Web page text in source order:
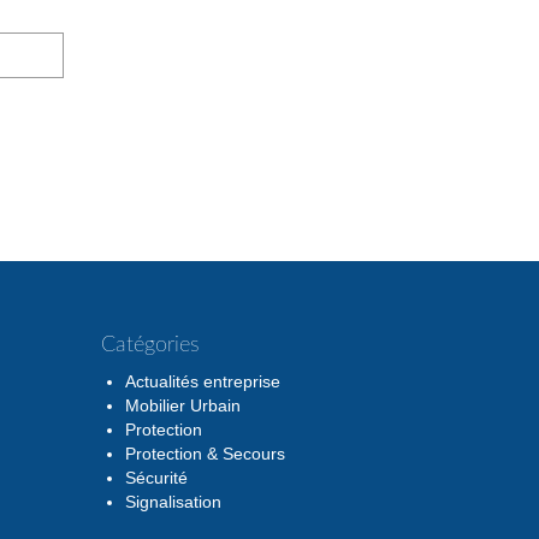
Catégories
Actualités entreprise
Mobilier Urbain
Protection
Protection & Secours
Sécurité
Signalisation